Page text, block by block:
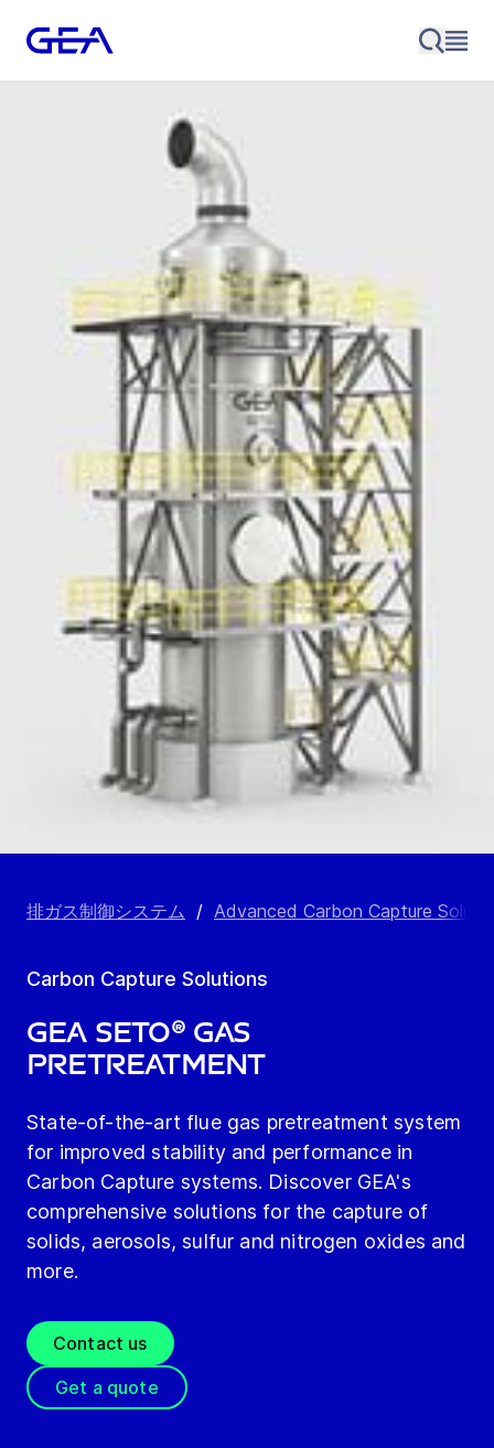
排ガス制御システム / Advanced Carbon Capture
Carbon Capture Solutions
GEA SETO® Gas
PreTreatment
State-of-the-art flue gas pretreatment system
for improved stability and performance in
Carbon Capture systems. Discover GEA's
comprehensive solutions for the capture of
solids, aerosols, sulfur and nitrogen oxides and
more.
Contact us
Get a quote